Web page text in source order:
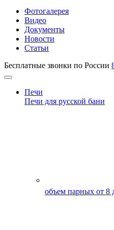
Фотогалерея
Видео
Документы
Новости
Статьи
Бесплатные звонки по России
Печи
Печи для русской бани
объем парных от 8